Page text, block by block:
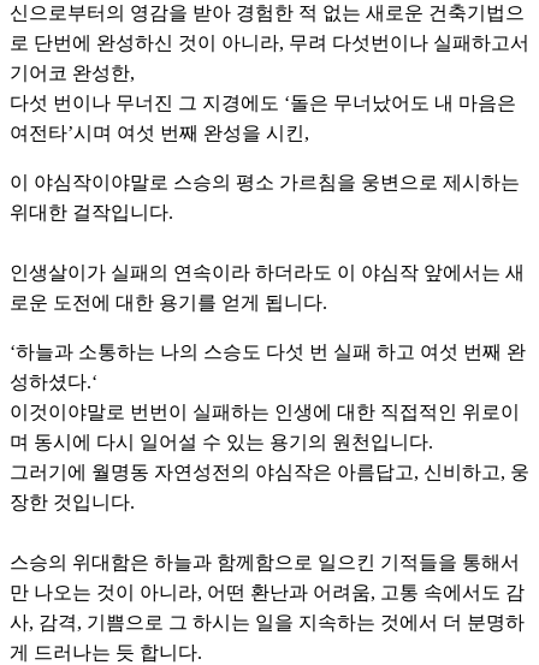
신으로부터의 영감을 받아 경험한 적 없는 새로운 건축기법으
로 단번에 완성하신 것이 아니라, 무려 다섯번이나 실패하고서
기어코 완성한,
다섯 번이나 무너진 그 지경에도 ‘돌은 무너났어도 내 마음은
여전타’시며 여섯 번째 완성을 시킨,
이 야심작이야말로 스승의 평소 가르침을 웅변으로 제시하는
위대한 걸작입니다.
인생살이가 실패의 연속이라 하더라도 이 야심작 앞에서는 새
로운 도전에 대한 용기를 얻게 됩니다.
‘하늘과 소통하는 나의 스승도 다섯 번 실패 하고 여섯 번째 완
성하셨다.‘
이것이야말로 번번이 실패하는 인생에 대한 직접적인 위로이
며 동시에 다시 일어설 수 있는 용기의 원천입니다.
그러기에 월명동 자연성전의 야심작은 아름답고, 신비하고, 웅
장한 것입니다.
스승의 위대함은 하늘과 함께함으로 일으킨 기적들을 통해서
만 나오는 것이 아니라, 어떤 환난과 어려움, 고통 속에서도 감
사, 감격, 기쁨으로 그 하시는 일을 지속하는 것에서 더 분명하
게 드러나는 듯 합니다.